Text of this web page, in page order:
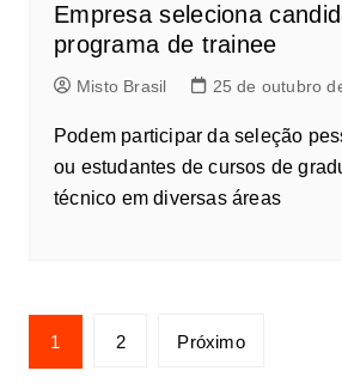
Empresa seleciona
programa de trainee
Misto Brasil 25 de outubro
Podem participar da seleção
ou estudantes de cursos de
técnico em diversas áreas
1 2 Próximo